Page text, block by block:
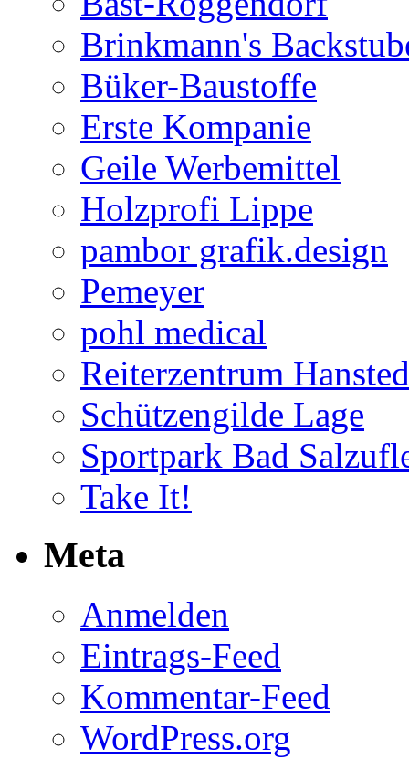
Brinkmann's
Büker-Baustoffe
Erste Kompanie
Geile Werbemittel
Holzprofi Lippe
pambor grafik.design
Pemeyer
pohl medical
Reiterzentrum
Schützengilde Lage
Sportpark Bad
Take It!
Meta
Anmelden
Eintrags-Feed
Kommentar-Feed
WordPress.org